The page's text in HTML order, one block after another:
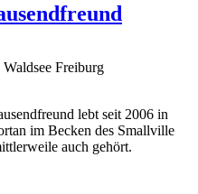
Freiburg
lebt seit 2006 in
im Becken des Smallville
auch gehört.